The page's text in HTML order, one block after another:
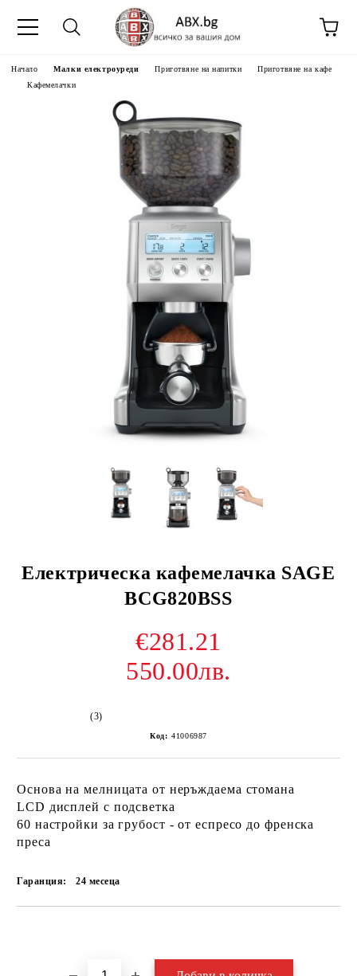
Начало Малки електроуреди Приготвяне на напитки
Приготвяне на кафе
Кафемелачки
Електрическа кафемелачка SAGE
BCG820BSS
€281.21
550.00лв.
(3)
Код: 41006987
Основа на мелницата от неръждаема стомана
LCD дисплей с подсветка
60 настройки за грубост - от еспресо до френска
преса
Гаранция: 24 месеца